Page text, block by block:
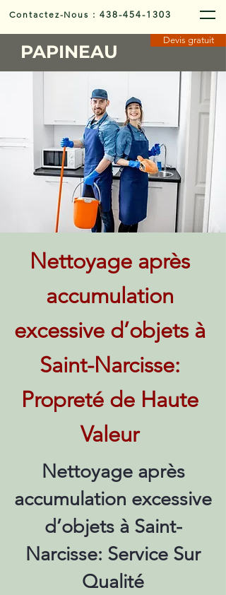
Contactez-Nous :438-454-1303
PAPINEAU
Devis gratuit
Nettoyage après
accumulation
excessive d’objets à
Saint-Narcisse:
Propreté de Haute
Valeur
Nettoyage après
accumulation excessive
d’objets à Saint-
Narcisse: Service Sur
Qualité